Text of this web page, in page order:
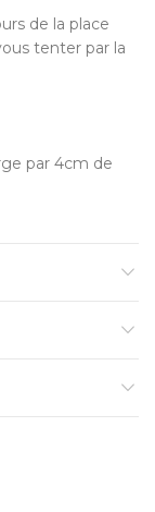
de la place
tenter par la
par 4cm de